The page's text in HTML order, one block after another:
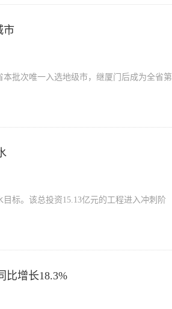
市
批次唯一入选地级市，继厦门后成为全省第
标。该总投资15.13亿元的工程进入冲刺阶
比增长18.3%